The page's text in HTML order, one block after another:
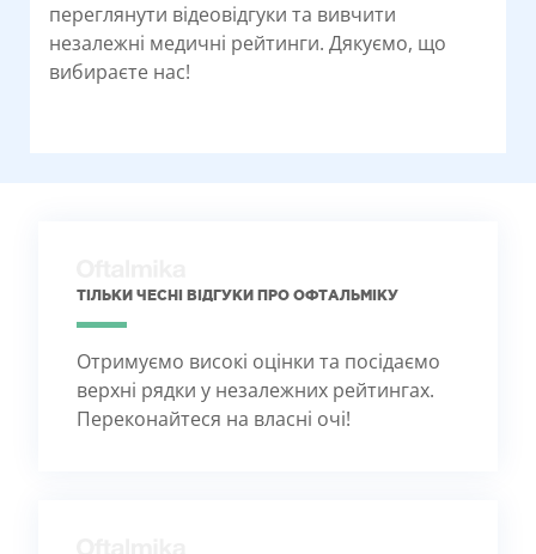
переглянути відеовідгуки та вивчити
незалежні медичні рейтинги. Дякуємо, що
вибираєте нас!
ТІЛЬКИ ЧЕСНІ ВІДГУКИ ПРО ОФТАЛЬМІКУ
Отримуємо високі оцінки та посідаємо
верхні рядки у незалежних рейтингах.
Переконайтеся на власні очі!